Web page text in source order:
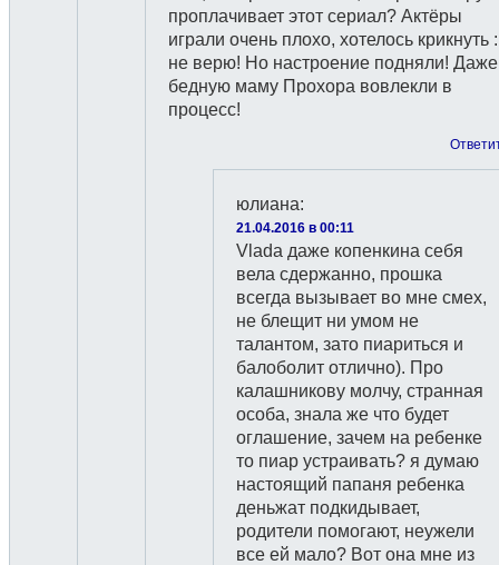
проплачивает этот сериал? Актёры
играли очень плохо, хотелось крикнуть :
не верю! Но настроение подняли! Даже
бедную маму Прохора вовлекли в
процесс!
юлиана:
21.04.2016 в 00:11
Vlada даже копенкина себя
вела сдержанно, прошка
всегда вызывает во мне смех,
не блещит ни умом не
талантом, зато пиариться и
балоболит отлично). Про
калашникову молчу, странная
особа, знала же что будет
оглашение, зачем на ребенке
то пиар устраивать? я думаю
настоящий папаня ребенка
деньжат подкидывает,
родители помогают, неужели
все ей мало? Вот она мне из